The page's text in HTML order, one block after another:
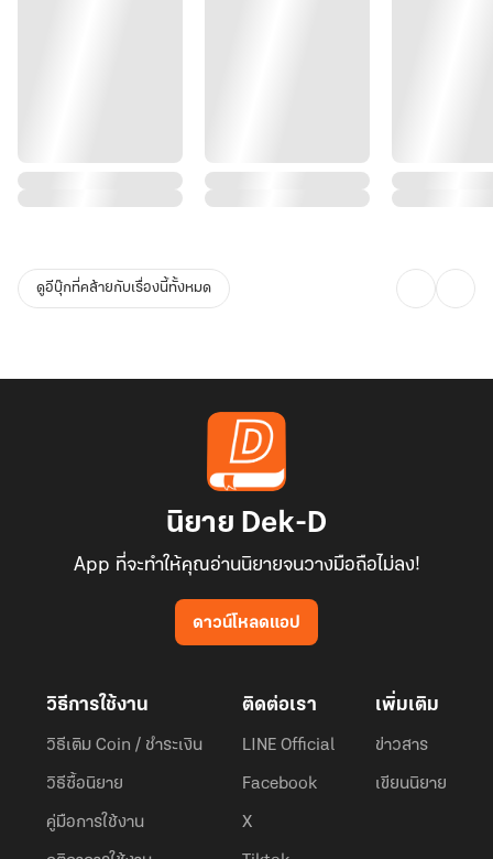
ดูอีบุ๊กที่คล้ายกับเรื่องนี้ทั้งหมด
นิยาย Dek-D
App ที่จะทำให้คุณอ่านนิยายจนวางมือถือไม่ลง!
ดาวน์โหลดแอป
วิธีการใช้งาน
วิธีเติม Coin / ชำระเงิน
วิธีซื้อนิยาย
คู่มือการใช้งาน
ติดต่อเรา
LINE Official
Facebook
X
เพิ่มเติม
ข่าวสาร
เขียนนิยาย